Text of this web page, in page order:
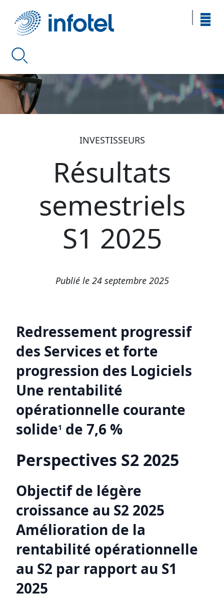
INVESTISSEURS
Résultats
semestriels
S1 2025
Publié le 24 septembre 2025
Redressement progressif
des Services et forte
progression des Logiciels
Une rentabilité
opérationnelle courante
solide1 de 7,6 %
Perspectives S2 2025
Objectif de légère
croissance au S2 2025
Amélioration de la
rentabilité opérationnelle
au S2 par rapport au S1
2025